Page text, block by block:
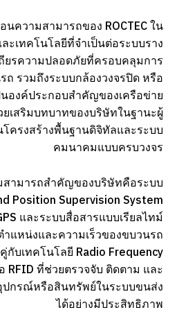
ความสามารถของ ROCTEC ใน
ะเทคโนโลยีที่จำเป็นต่อระบบราง
ยรความปลอดภัยที่ครอบคลุมการ
รวมถึงระบบกล้องวงจรปิด หรือ
นองค์ประกอบสำคัญของเครือข่าย
เสริมบทบาทของบริษัทในฐานะผู้
รงสร้างพื้นฐานดิจิทัลและระบบ
คมนาคมแบบครบวงจร
ามารถสำคัญของบริษัทคือระบบ
Position Supervision System
และระบบสื่อสารแบบเรียลไทม์
แหน่งและความเร็วของขบวนรถ
กับเทคโนโลยี Radio Frequency
ที่ช่วยตรวจจับ ติดตาม และ
กรณ์หรือสินทรัพย์ในระบบขนส่ง
ได้อย่างมีประสิทธิภาพ